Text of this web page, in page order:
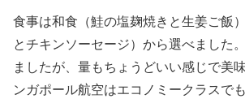
食事は和食（鮭の塩麹焼きと生姜ご飯
とチキンソーセージ）から選べました
ましたが、量もちょうどいい感じで美
ンガポール航空はエコノミークラスで